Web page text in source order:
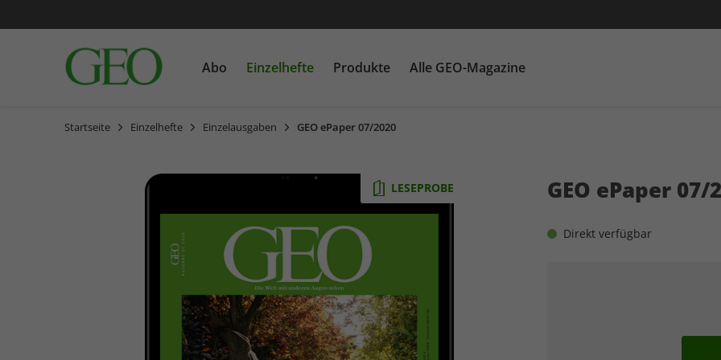
Abo
MEIN ERSTES GEOLINO
Einzelhefte Produkte Alle GEO-Magazine
Startseite Einzelhefte Einzelausgaben GEO ePaper 07/2020
LESEPROBE GEO ePaper 07/
Direkt verfügbar